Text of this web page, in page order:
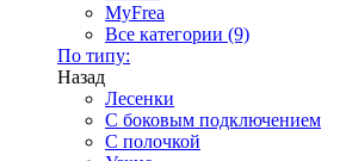
MyFrea
Все категории (9)
По типу:
Назад
Лесенки
С боковым подключением
С полочкой